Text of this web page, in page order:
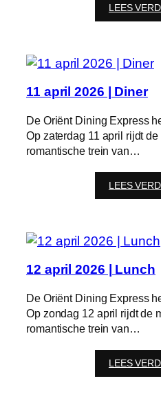
LEES
11 april 2026 | Diner
De Oriënt Dining Express
Op zaterdag 11 april rijdt de
romantische trein van…
LEES
12 april 2026 | Lunch
De Oriënt Dining Express
Op zondag 12 april rijdt de
romantische trein van…
LEES